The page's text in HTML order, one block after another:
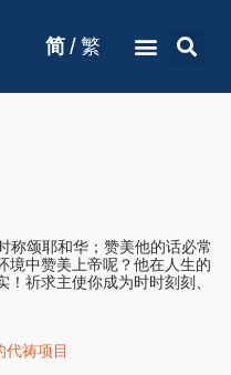
简 / 繁
称颂耶和华；赞美他的话必常
境中赞美上帝呢？他在人生的
祈求主使你成为时时刻刻、
代祷项目